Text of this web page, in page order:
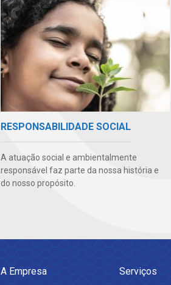
RESPONSABILIDADE SOCIAL
A atuação social e ambientalmente
responsável faz parte da nossa história e
do nosso propósito.
A Empresa Serviços